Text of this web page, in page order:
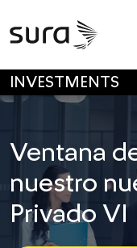
INVESTMENTS
Ventana
nuestro
Privado VI